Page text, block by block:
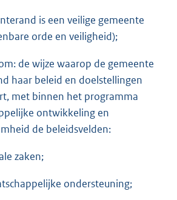
is een veilige gemeente
orde en veiligheid);
de wijze waarop de gemeente
haar beleid en doelstellingen
met binnen het programma
ontwikkeling en
de beleidsvelden:
zaken;
ondersteuning;